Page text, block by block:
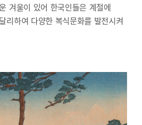
겨울이 있어 한국인들은 계절에
리하여 다양한 복식문화를 발전시켜